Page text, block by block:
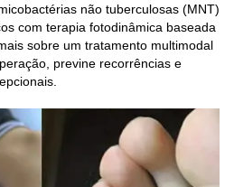
não tuberculosas (MNT)
com terapia fotodinâmica baseada
sobre um tratamento multimodal
previne recorrências e